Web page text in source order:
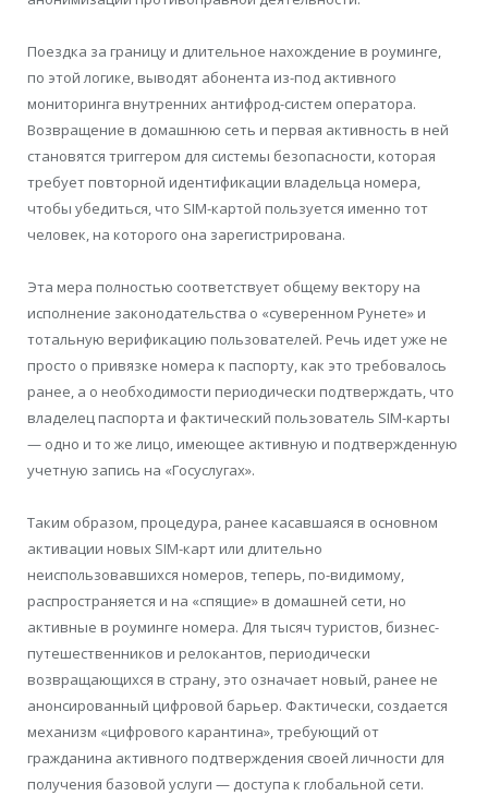
Поездка за границу и длительное нахождение в роуминге,
по этой логике, выводят абонента из-под активного
мониторинга внутренних антифрод-систем оператора.
Возвращение в домашнюю сеть и первая активность в ней
становятся триггером для системы безопасности, которая
требует повторной идентификации владельца номера,
чтобы убедиться, что SIM-картой пользуется именно тот
человек, на которого она зарегистрирована.
Эта мера полностью соответствует общему вектору на
исполнение законодательства о «суверенном Рунете» и
тотальную верификацию пользователей. Речь идет уже не
просто о привязке номера к паспорту, как это требовалось
ранее, а о необходимости периодически подтверждать, что
владелец паспорта и фактический пользователь SIM-карты
— одно и то же лицо, имеющее активную и подтвержденную
учетную запись на «Госуслугах».
Таким образом, процедура, ранее касавшаяся в основном
активации новых SIM-карт или длительно
неиспользовавшихся номеров, теперь, по-видимому,
распространяется и на «спящие» в домашней сети, но
активные в роуминге номера. Для тысяч туристов, бизнес-
путешественников и релокантов, периодически
возвращающихся в страну, это означает новый, ранее не
анонсированный цифровой барьер. Фактически, создается
механизм «цифрового карантина», требующий от
гражданина активного подтверждения своей личности для
получения базовой услуги — доступа к глобальной сети.